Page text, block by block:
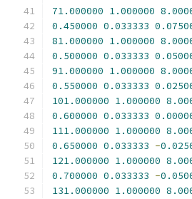
71.000000 1.000000
0.450000 0.033333
81.000000 1.000000
0.500000 0.033333
91.000000 1.000000
0.550000 0.033333
101.000000 1.000000
0.600000 0.033333
111.000000 1.000000
0.650000 0.033333 -
121.000000 1.000000
0.700000 0.033333 -
131.000000 1.000000